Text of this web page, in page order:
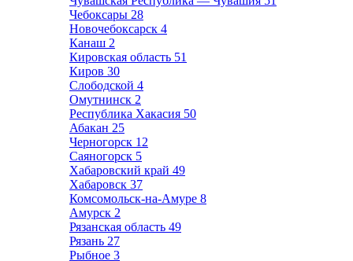
Чебоксары 28
Новочебоксарск 4
Канаш 2
Кировская область 51
Киров 30
Слободской 4
Омутнинск 2
Республика Хакасия 50
Абакан 25
Черногорск 12
Саяногорск 5
Хабаровский край 49
Хабаровск 37
Комсомольск-на-Амуре 8
Амурск 2
Рязанская область 49
Рязань 27
Рыбное 3